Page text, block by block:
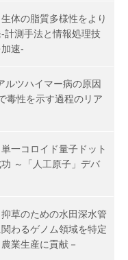
体の脂質多様性をより
計測手法と情報処理技
速-
ルツハイマー病の原因
毒性を示す過程のリア
一コロイド量子ドット
～「人工原子」デバ
草のための水田深水管
わるゲノム領域を特定
業生産に貢献－